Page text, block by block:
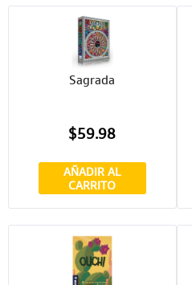
Sagrada
$59.98
AÑADIR AL
CARRITO